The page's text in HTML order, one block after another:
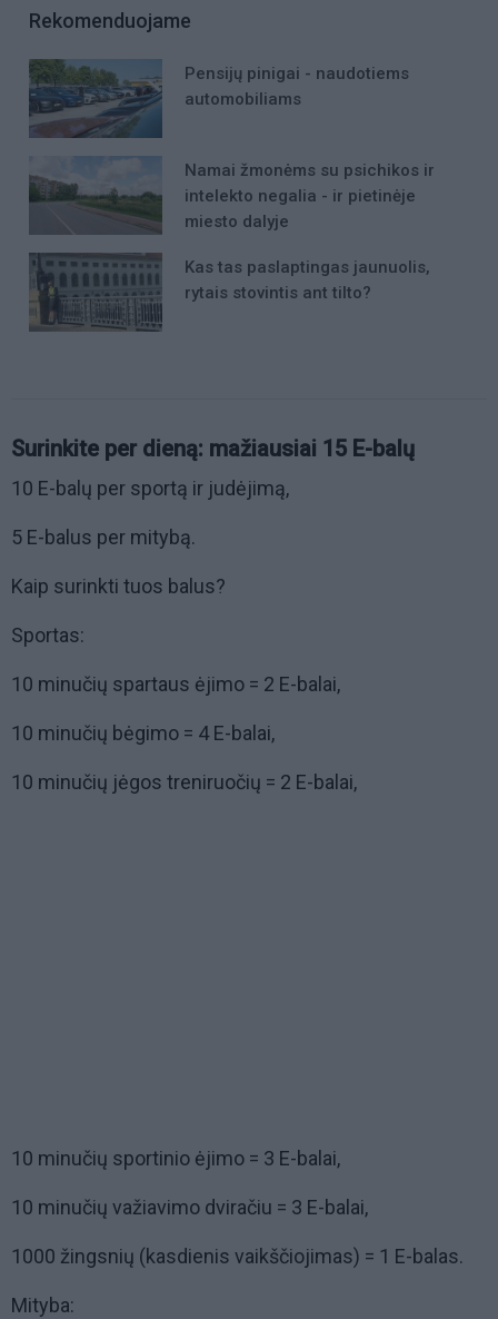
Rekomenduojame
Pensijų pinigai - naudotiems
automobiliams
Namai žmonėms su psichikos ir
intelekto negalia - ir pietinėje
miesto dalyje
Kas tas paslaptingas jaunuolis,
rytais stovintis ant tilto?
Surinkite per dieną: mažiausiai 15 E-balų
10 E-balų per sportą ir judėjimą,
5 E-balus per mitybą.
Kaip surinkti tuos balus?
Sportas:
10 minučių spartaus ėjimo = 2 E-balai,
10 minučių bėgimo = 4 E-balai,
10 minučių jėgos treniruočių = 2 E-balai,
10 minučių sportinio ėjimo = 3 E-balai,
10 minučių važiavimo dviračiu = 3 E-balai,
1000 žingsnių (kasdienis vaikščiojimas) = 1 E-balas.
Mityba: